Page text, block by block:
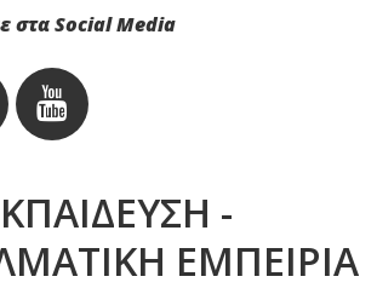
στα Social Media
-
ΕΜΠΕΙΡΙΑ